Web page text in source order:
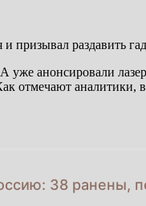
и призывал раздавить
анонсировали
отмечают аналитики,
38 ранены,